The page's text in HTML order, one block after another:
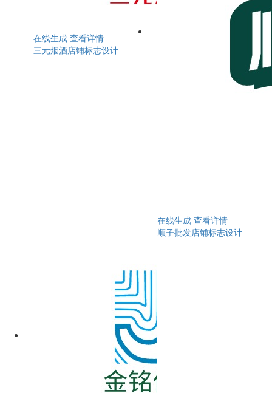
在线生成 查看详情
三元烟酒店铺标志设计
在线生成 查看详情
顺子批发店铺标志设计